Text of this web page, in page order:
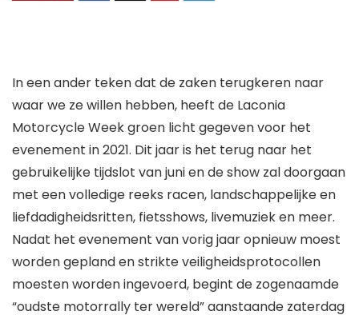
In een ander teken dat de zaken terugkeren naar
waar we ze willen hebben, heeft de Laconia
Motorcycle Week groen licht gegeven voor het
evenement in 2021. Dit jaar is het terug naar het
gebruikelijke tijdslot van juni en de show zal doorgaan
met een volledige reeks racen, landschappelijke en
liefdadigheidsritten, fietsshows, livemuziek en meer.
Nadat het evenement van vorig jaar opnieuw moest
worden gepland en strikte veiligheidsprotocollen
moesten worden ingevoerd, begint de zogenaamde
“oudste motorrally ter wereld” aanstaande zaterdag